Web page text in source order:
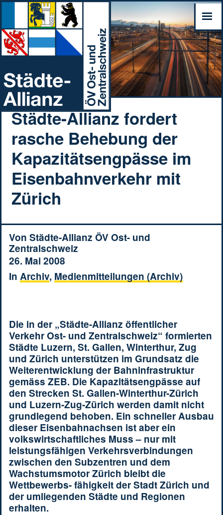
Städte-Allianz fordert
rasche Behebung der
Kapazitätsengpässe im
Eisenbahnverkehr mit
Zürich
Von Städte-Allianz ÖV Ost- und
Zentralschweiz
26. Mai 2008
In Archiv, Medienmitteilungen (Archiv)
Die in der „Städte-Allianz öffentlicher
Verkehr Ost- und Zentralschweiz“ formierten
Städte Luzern, St. Gallen, Winterthur, Zug
und Zürich unterstützen im Grundsatz die
Weiterentwicklung der Bahninfrastruktur
gemäss ZEB. Die Kapazitätsengpässe auf
den Strecken St. Gallen-Winterthur-Zürich
und Luzern-Zug-Zürich werden damit nicht
grundlegend behoben. Ein schneller Ausbau
dieser Eisenbahnachsen ist aber ein
volkswirtschaftliches Muss – nur mit
leistungsfähigen Verkehrsverbindungen
zwischen den Subzentren und dem
Wachstumsmotor Zürich bleibt die
Wettbewerbs- fähigkeit der Stadt Zürich und
der umliegenden Städte und Regionen
erhalten.